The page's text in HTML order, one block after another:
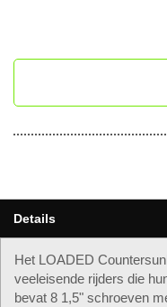
Details
Het LOADED
veeleisende rijders die
bevat 8 1,5" schroeven